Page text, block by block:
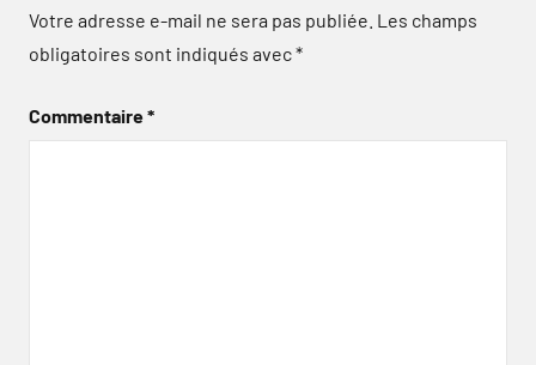
Votre adresse e-mail ne sera pas publiée. Les champs
obligatoires sont indiqués avec*
Commentaire*